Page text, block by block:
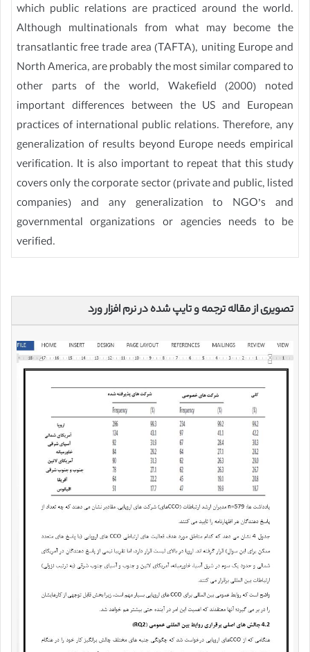
which public relations are practiced around the world.
Although multinationals from what may become the
transatlantic free trade area (TAFTA), uniting Europe and
North America, are probably the most similar compared to
other parts of the world, Wakefield (2000) noted
important differences between the US and European
practices of international public relations. Therefore, any
generalization of results beyond Europe needs empirical
verification. It is also important to repeat that this study
covers only the corporate sector (private and public, listed
companies) and any generalization to NGO’s and
governmental organizations or agencies needs to be
verified.
تصویری از مقاله ترجمه و تایپ شده در نرم افزار ورد